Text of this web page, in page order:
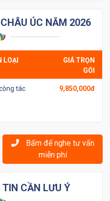
ÚC NĂM 2026
LOẠI
GIÁ TRỌN
GÓI
tác 9,850,000đ
Bấm để nghe tư vấn
miễn phí
TIN CẦN LƯU Ý